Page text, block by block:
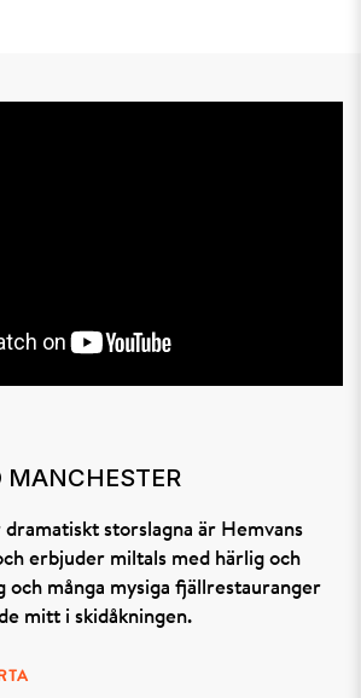
MANCHESTER
dramatiskt storslagna är Hemvans
erbjuder miltals med härlig och
och många mysiga fjällrestauranger
mitt i skidåkningen.